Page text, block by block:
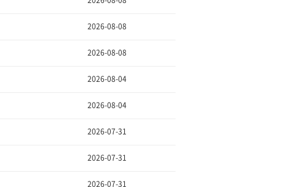
2026-08-08
2026-08-08
2026-08-04
2026-08-04
2026-07-31
2026-07-31
2026-07-31